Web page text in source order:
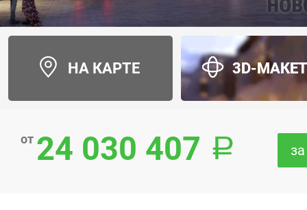
НА КАРТЕ 3D-
от 24 030 407